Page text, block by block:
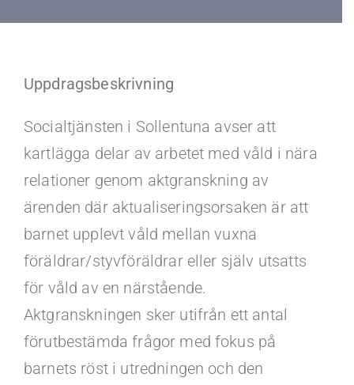
Uppdragsbeskrivning
Socialtjänsten i Sollentuna avser att
kartlägga delar av arbetet med våld i nära
relationer genom aktgranskning av
ärenden där aktualiseringsorsaken är att
barnet upplevt våld mellan vuxna
föräldrar/styvföräldrar eller själv utsatts
för våld av en närstående.
Aktgranskningen sker utifrån ett antal
förutbestämda frågor med fokus på
barnets röst i utredningen och den